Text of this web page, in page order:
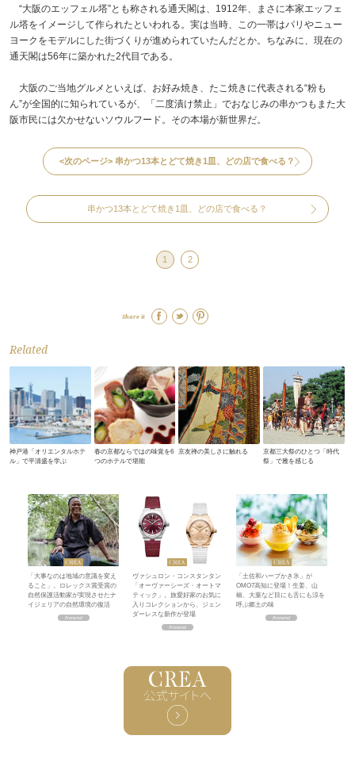
“大阪のエッフェル塔”とも称される通天閣は、1912年、まさに本家エッフェ
ル塔をイメージして作られたといわれる。実は当時、この一帯はパリやニュー
ヨークをモデルにした街づくりが進められていたんだとか。ちなみに、現在の
通天閣は56年に築かれた2代目である。
大阪のご当地グルメといえば、お好み焼き、たこ焼きに代表される“粉も
ん”が全国的に知られているが、「二度漬け禁止」でおなじみの串かつもまた大
阪市民には欠かせないソウルフード。その本場が新世界だ。
<次のページ> 串かつ13本とどて焼き1皿、どの店で食べる？
串かつ13本とどて焼き1皿、どの店で食べる？
1 2
Share it
Related
神戸港「オリエンタルホテ
ル」で平清盛を学ぶ
春の京都ならではの味覚を6
つのホテルで堪能
京友禅の美しさに触れる
京都三大祭のひとつ「時代
祭」で雅を感じる
「大事なのは地域の意識を変え
ること」。ロレックス賞受賞の
自然保護活動家が実現させたナ
イジェリアの自然環境の復活
ヴァシュロン・コンスタンタン
「オーヴァーシーズ・オートマ
ティック」。旅愛好家のお気に
入りコレクションから、ジェン
ダーレスな新作が登場
「土佐和ハーブかき氷」が
OMO7高知に登場！生姜、山
椒、大葉など目にも舌にも涼を
呼ぶ郷土の味